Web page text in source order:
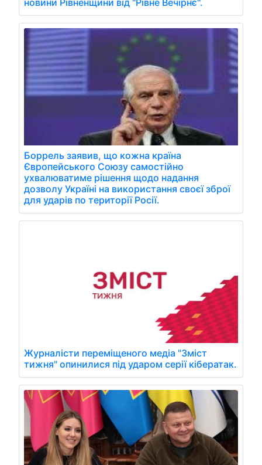
Боррель заявив, що кожна країна
Європейського Союзу самостійно
ухвалюватиме рішення щодо надання
дозволу Україні на використання своєї зброї
для ударів по території Росії.
Журналісти переміщеного медіа "Зміст
тижня" опинилися під ударом серії кібератак.